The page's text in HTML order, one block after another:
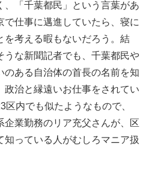
、「千葉都民」という言葉があ
で仕事に邁進していたら、寝に
を考える暇もないだろう。結
うな新聞記者でも、千葉都民や
のある自治体の首長の名前を知
政治と縁遠いお仕事をされてい
内でも似たようなもので、
企業勤務のリア充父さんが、区
っている人がむしろマニア扱